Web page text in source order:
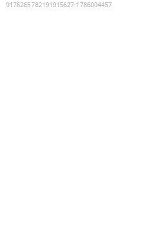
9176265782191915627:1786004457